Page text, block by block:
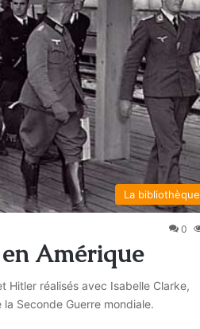
La bibliothèque
0
Amérique
Hitler réalisés avec Isabelle Clarke,
Seconde Guerre mondiale.